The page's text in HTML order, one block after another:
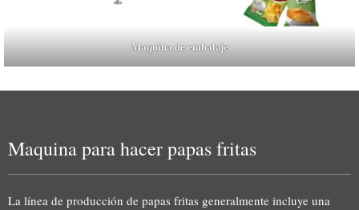
Maquina de embalaje
Maquina para hacer papas fritas
La línea de producción de papas fritas generalmente incluye una